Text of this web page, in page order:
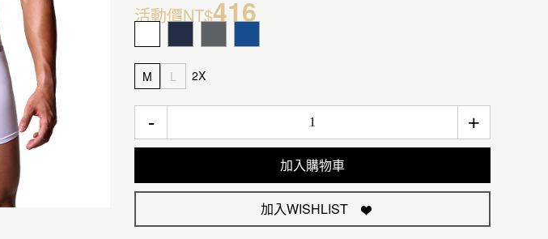
活動價NT$416
M L 2X
- +
加入購物車
加入WISHLIST